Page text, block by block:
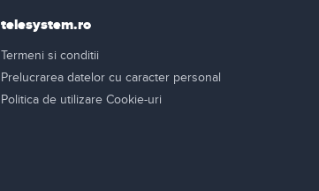
telesystem.ro
Termeni si conditii
Prelucrarea datelor cu caracter personal
Politica de utilizare Cookie-uri